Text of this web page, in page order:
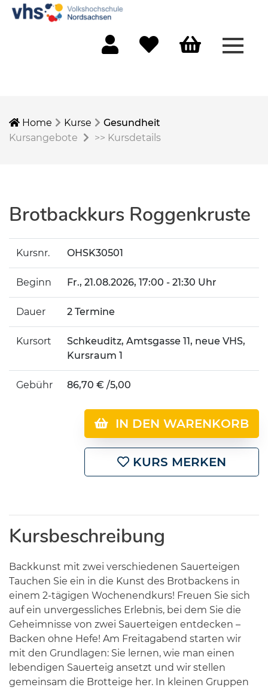
Home Kurse
Gesundheit
Kursangebote
>> Kursdetails
Brotbackkurs Roggenkruste
Kursnr. OHSK30501
Beginn Fr., 21.08.2026, 17:00 - 21:30 Uhr
Dauer 2 Termine
Kursort
Schkeuditz, Amtsgasse 11, neue VHS,
Kursraum 1
Gebühr 86,70 € /5,00
IN DEN WARENKORB
KURS MERKEN
Kursbeschreibung
Backkunst mit zwei verschiedenen Sauerteigen
Tauchen Sie ein in die Kunst des Brotbackens in
einem 2-tägigen Wochenendkurs! Freuen Sie sich
auf ein unvergessliches Erlebnis, bei dem Sie die
Geheimnisse von zwei Sauerteigen entdecken –
Backen ohne Hefe! Am Freitagabend starten wir
mit den Grundlagen: Sie lernen, wie man einen
lebendigen Sauerteig ansetzt und wir stellen
gemeinsam die Brotteige her. In kleinen Gruppen